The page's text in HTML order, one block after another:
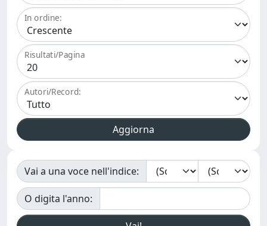
In ordine:
Risultati/Pagina
Autori/Record:
Vai a una voce nell'indice:
O digita l'anno: